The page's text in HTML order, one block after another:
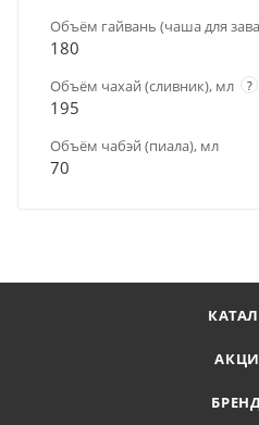
Объём гайвань (чаша для
180
Объём чахай (сливник), мл ?
195
Объём чабэй (пиала), мл
70